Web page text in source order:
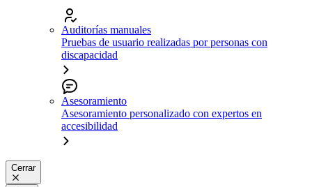
Auditorías manuales
Pruebas de usuario realizadas por personas con
discapacidad
Asesoramiento
Asesoramiento personalizado con expertos en
accesibilidad
Cerrar